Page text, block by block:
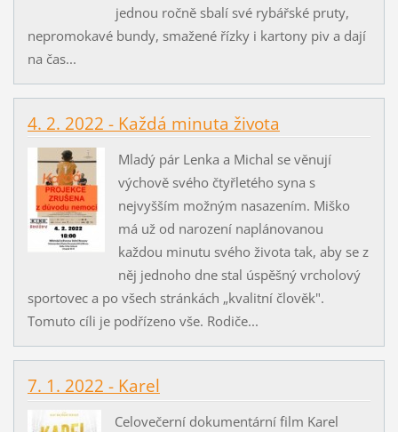
jednou ročně sbalí své rybářské pruty,
nepromokavé bundy, smažené řízky i kartony piv a dají
na čas...
4. 2. 2022 - Každá minuta života
Mladý pár Lenka a Michal se věnují
výchově svého čtyřletého syna s
nejvyšším možným nasazením. Miško
má už od narození naplánovanou
každou minutu svého života tak, aby se z
něj jednoho dne stal úspěšný vrcholový
sportovec a po všech stránkách „kvalitní člověk".
Tomuto cíli je podřízeno vše. Rodiče...
7. 1. 2022 - Karel
Celovečerní dokumentární film Karel